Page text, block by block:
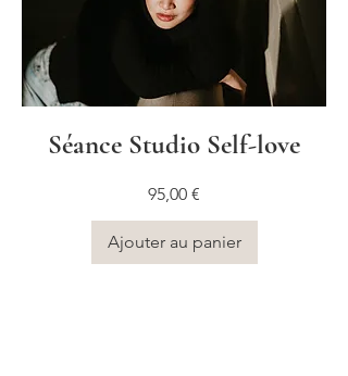
Séance Studio Self-love
Prix
95,00 €
Ajouter au panier